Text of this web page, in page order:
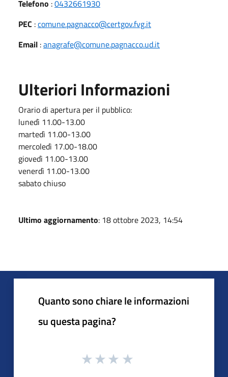
Telefono :0432661930
PEC :comune.pagnacco@certgov.fvg.it
Email :anagrafe@comune.pagnacco.ud.it
Ulteriori Informazioni
Orario di apertura per il pubblico:
lunedì 11.00-13.00
martedì 11.00-13.00
mercoledì 17.00-18.00
giovedì 11.00-13.00
venerdì 11.00-13.00
sabato chiuso
Ultimo aggiornamento: 18 ottobre 2023, 14:54
Quanto sono chiare le informazioni
su questa pagina?